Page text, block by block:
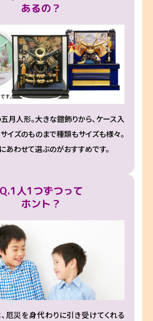
あるの？
月人形。大きな鎧飾りから、ケース入
サイズのものまで種類もサイズも様々。
あわせて選ぶのがおすすめです。
Q.1人1つずつって
ホント？
厄災を身代わりに引き受けてくれる